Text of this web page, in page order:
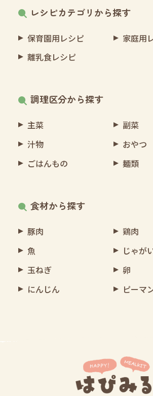
レシピカテゴリから探す
保育園用レシピ
家庭用
離乳食レシピ
調理区分から探す
主菜
副菜
汁物
おやつ
ごはんもの
麺類
食材から探す
豚肉
鶏肉
魚
じゃが
玉ねぎ
卵
にんじん
ピーマ